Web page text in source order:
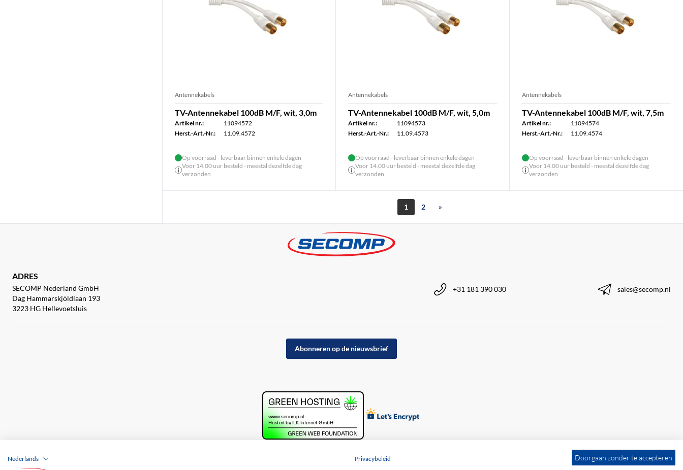
Antennekabels
TV-Antennekabel 100dB M/F, wit, 3,0m
Artikel nr.:
11094572
Herst.-Art.-Nr.:
11.09.4572
Op voorraad - leverbaar binnen enkele dagen
Voor 14.00 uur besteld - meestal dezelfde dag
verzonden
Antennekabels
TV-Antennekabel 100dB M/F, wit, 5,0m
Artikel nr.:
11094573
Herst.-Art.-Nr.:
11.09.4573
Op voorraad - leverbaar binnen enkele dagen
Voor 14.00 uur besteld - meestal dezelfde dag
verzonden
Antennekabels
TV-Antennekabel 100dB M/F, wit, 7,5m
Artikel nr.:
11094574
Herst.-Art.-Nr.:
11.09.4574
Op voorraad - leverbaar binnen enkele dagen
Voor 14.00 uur besteld - meestal dezelfde dag
verzonden
1 2 »
ADRES
SECOMP Nederland GmbH
Dag Hammarskjöldlaan 193
3223 HG Hellevoetsluis
+31 181 390 030 sales@secomp.nl
Abonneren op de nieuwsbrief
Doorgaan zonder te accepteren
Nederlands Privacybeleid